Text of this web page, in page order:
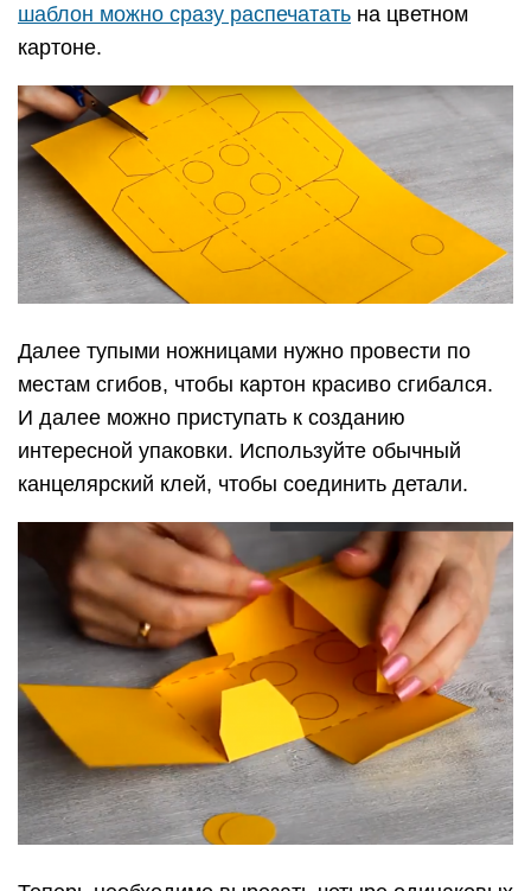
шаблон можно сразу распечатать на цветном
картоне.
Далее тупыми ножницами нужно провести по
местам сгибов, чтобы картон красиво сгибался.
И далее можно приступать к созданию
интересной упаковки. Используйте обычный
канцелярский клей, чтобы соединить детали.